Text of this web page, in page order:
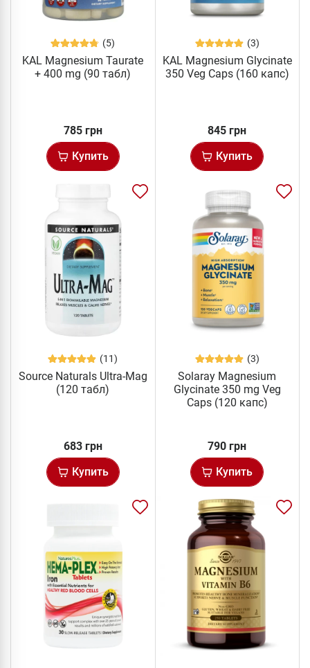
(5)
KAL Magnesium Taurate
+ 400 mg (90 табл)
785 грн
Купить
(3)
KAL Magnesium Glycinate
350 Veg Caps (160 капс)
845 грн
Купить
(11)
Source Naturals Ultra-Mag
(120 табл)
683 грн
Купить
(3)
Solaray Magnesium
Glycinate 350 mg Veg
Caps (120 капс)
790 грн
Купить